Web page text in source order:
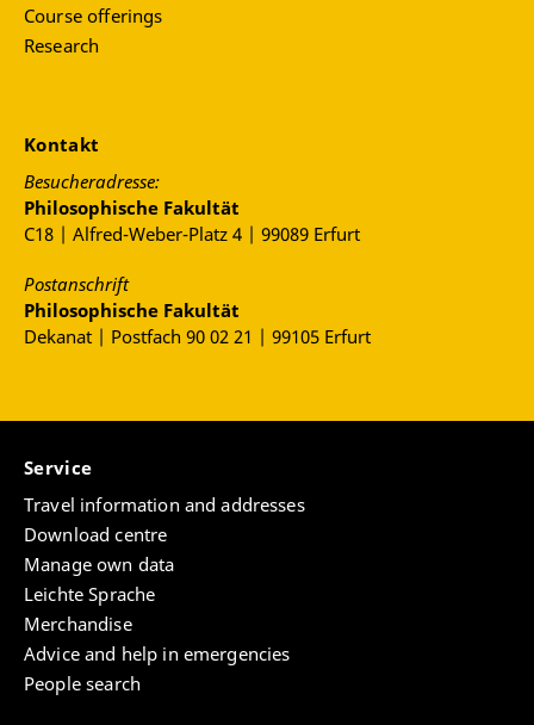
Course offerings
Research
Kontakt
Besucheradresse:
Philosophische Fakultät
C18 | Alfred-Weber-Platz 4 | 99089 Erfurt
Postanschrift
Philosophische Fakultät
Dekanat | Postfach 90 02 21 | 99105 Erfurt
Service
Travel information and addresses
Download centre
Manage own data
Leichte Sprache
Merchandise
Advice and help in emergencies
People search